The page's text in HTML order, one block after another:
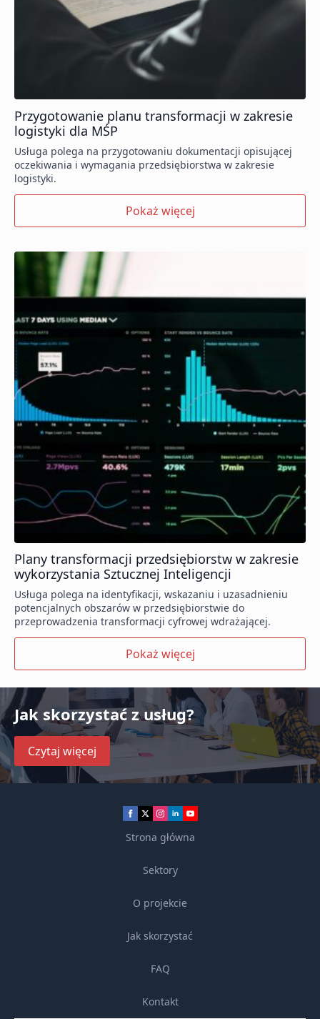
Pokaż więcej
Przygotowanie planu transformacji w zakresie
logistyki dla MŚP
Usługa polega na przygotowaniu dokumentacji opisującej
oczekiwania i wymagania przedsiębiorstwa w zakresie
logistyki.
Pokaż więcej
Plany transformacji przedsiębiorstw w zakresie
wykorzystania Sztucznej Inteligencji
Usługa polega na identyfikacji, wskazaniu i uzasadnieniu
potencjalnych obszarów w przedsiębiorstwie do
przeprowadzenia transformacji cyfrowej wdrażającej.
Jak skorzystać z usług?
Czytaj więcej
Strona główna
Sektory
O projekcie
Jak skorzystać
FAQ
Kontakt